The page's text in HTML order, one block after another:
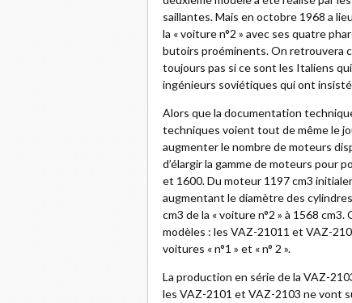
saillantes. Mais en octobre 1968 a
la « voiture n°2 » avec ses quatre
butoirs proéminents. On retrouvera
toujours pas si ce sont les Italiens
ingénieurs soviétiques qui ont
Alors que la documentation
techniques voient tout de même le
augmenter le nombre de moteurs
d’élargir la gamme de moteurs pour
et 1600. Du moteur 1197 cm3
augmentant le diamètre des
cm3 de la « voiture n°2 » à 1568
modèles : les VAZ-21011 et VAZ-
voitures « n°1 » et « n° 2 ».
La production en série de la VAZ-
les VAZ-2101 et VAZ-2103 ne vont